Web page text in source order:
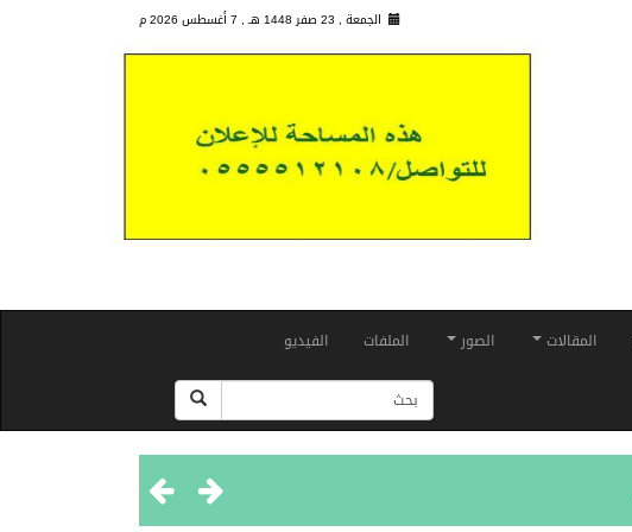
الجمعة , 23 صفر 1448 هـ , 7 أغسطس 2026 م
المقالات الصور الملفات الفيديو